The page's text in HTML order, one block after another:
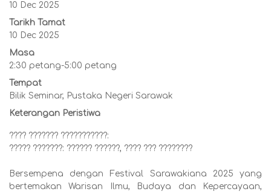
10 Dec 2025
Tarikh Tamat
10 Dec 2025
Masa
2:30 petang-5:00 petang
Tempat
Bilik Seminar, Pustaka Negeri Sarawak
Keterangan Peristiwa
???? ??????? ???????????:
????? ???????: ?????? ??????, ???? ??? ????????
Bersempena dengan Festival Sarawakiana 2025 yang
bertemakan Warisan Ilmu, Budaya dan Kepercayaan,